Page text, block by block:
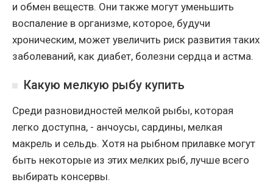
и обмен веществ. Они также могут уменьшить
воспаление в организме, которое, будучи
хроническим, может увеличить риск развития таких
заболеваний, как диабет, болезни сердца и астма.
Какую мелкую рыбу купить
Среди разновидностей мелкой рыбы, которая
легко доступна, - анчоусы, сардины, мелкая
макрель и сельдь. Хотя на рыбном прилавке могут
быть некоторые из этих мелких рыб, лучше всего
выбирать консервы.